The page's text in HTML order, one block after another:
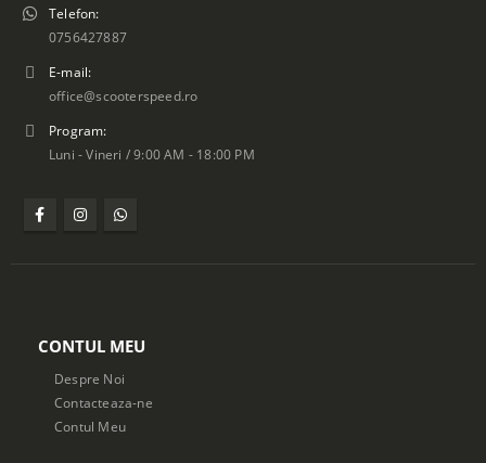
Telefon:
0756427887
E-mail:
office@scooterspeed.ro
Program:
Luni - Vineri / 9:00 AM - 18:00 PM
CONTUL MEU
Despre Noi
Contacteaza-ne
Contul Meu